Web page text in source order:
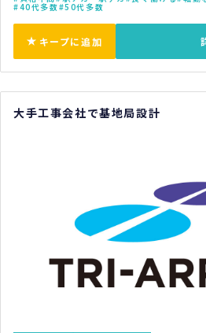
40代多数 50代多数
キープに追加
大手工事会社で基地局設計